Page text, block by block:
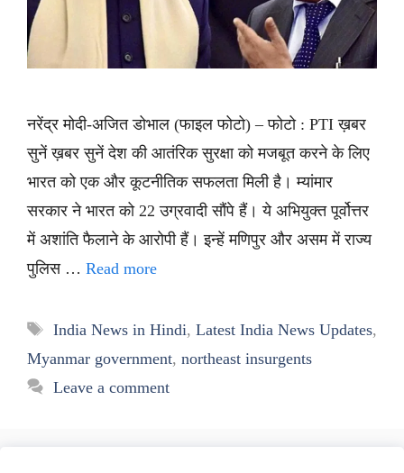
नरेंद्र मोदी-अजित डोभाल (फाइल फोटो) – फोटो : PTI ख़बर
सुनें ख़बर सुनें देश की आतंरिक सुरक्षा को मजबूत करने के लिए
भारत को एक और कूटनीतिक सफलता मिली है। म्यांमार
सरकार ने भारत को 22 उग्रवादी सौंपे हैं। ये अभियुक्त पूर्वोत्तर
में अशांति फैलाने के आरोपी हैं। इन्हें मणिपुर और असम में राज्य
पुलिस … Read more
Tags
India News in Hindi, Latest India News Updates,
Myanmar government, northeast insurgents
Leave a comment